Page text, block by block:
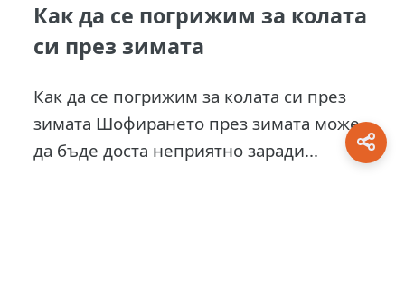
Как да се погрижим за колата
си през зимата
Как да се погрижим за колата си през
зимата Шофирането през зимата може
да бъде доста неприятно заради...